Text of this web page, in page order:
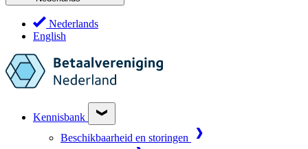
Nederlands
English
Kennisbank
Beschikbaarheid en storingen